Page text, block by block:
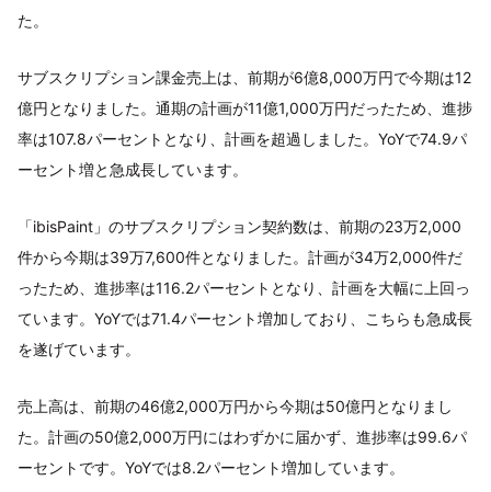
た。
サブスクリプション課金売上は、前期が6億8,000万円で今期は12
億円となりました。通期の計画が11億1,000万円だったため、進捗
率は107.8パーセントとなり、計画を超過しました。YoYで74.9パ
ーセント増と急成長しています。
「ibisPaint」のサブスクリプション契約数は、前期の23万2,000
件から今期は39万7,600件となりました。計画が34万2,000件だ
ったため、進捗率は116.2パーセントとなり、計画を大幅に上回っ
ています。YoYでは71.4パーセント増加しており、こちらも急成長
を遂げています。
売上高は、前期の46億2,000万円から今期は50億円となりまし
た。計画の50億2,000万円にはわずかに届かず、進捗率は99.6パ
ーセントです。YoYでは8.2パーセント増加しています。